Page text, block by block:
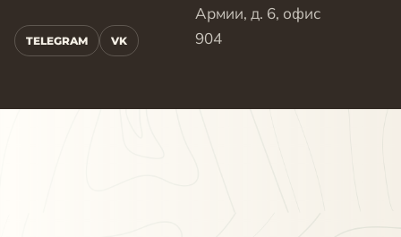
TELEGRAM VK
Армии, д. 6, офис
904